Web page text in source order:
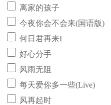
离家的孩子
今夜你会不会来(国语版)
何日君再来I
好心分手
风雨无阻
每天爱你多一些(Live)
风再起时